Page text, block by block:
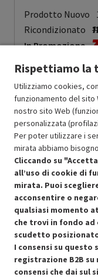
Prodotto Nuovo
Ricondizionato
In Promozione
Approfitta dello
Condizioni generali
Cookie Policy
Preferenze cookie
Rispettiamo la
Utilizziamo cookies,
funzionamento del sito
nostro sito Web
personalizzata
Per poter utilizzare i
mirata abbiamo
Cliccando su
all’uso di cookie di
mirata. Puoi
acconsentire o
qualsiasi momento
che trovi in fondo
scudetto
I consensi su
registrazione B2B
consensi che dai sul